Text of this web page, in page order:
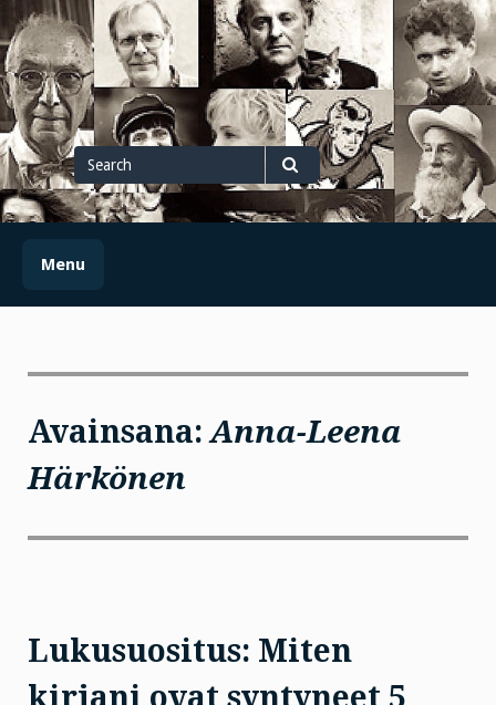
Skip
to
content
Search
for
Search
Menu
Avainsana:Anna-Leena
Härkönen
Lukusuositus: Miten
kirjani ovat syntyneet 5